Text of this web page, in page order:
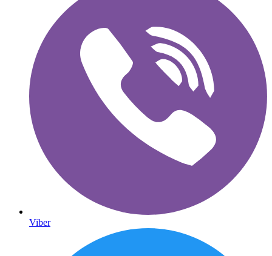
Viber